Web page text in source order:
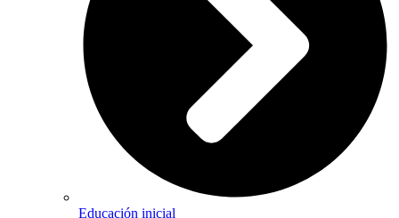
Educación inicial